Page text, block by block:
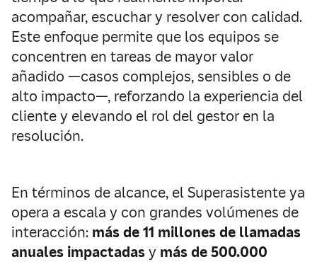
acompañar, escuchar y resolver con calidad.
Este enfoque permite que los equipos se
concentren en tareas de mayor valor
añadido —casos complejos, sensibles o de
alto impacto—, reforzando la experiencia del
cliente y elevando el rol del gestor en la
resolución.
En términos de alcance, el Superasistente ya
opera a escala y con grandes volúmenes de
interacción: más de 11 millones de llamadas
anuales impactadasy más de 500.000